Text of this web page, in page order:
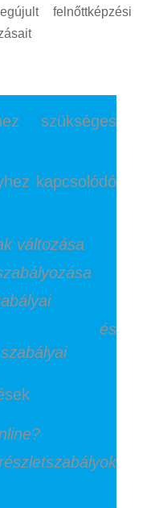
felnőttképzési
szükséges
kapcsolódó
változása
és